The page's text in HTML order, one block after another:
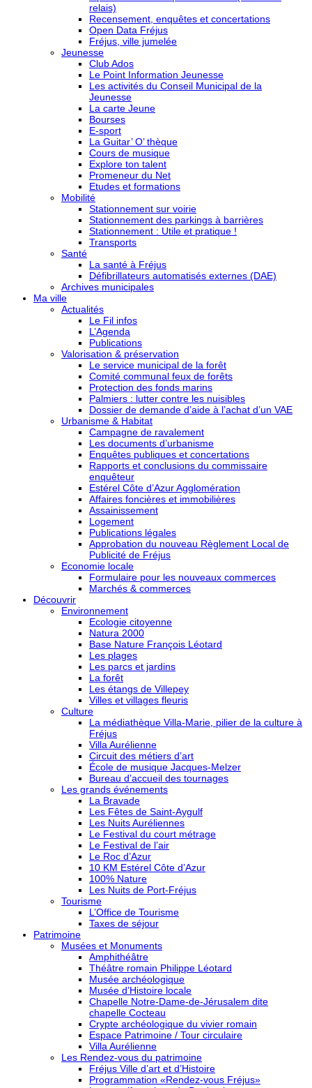
relais)
Recensement, enquêtes et concertations
Open Data Fréjus
Fréjus, ville jumelée
Jeunesse
Club Ados
Le Point Information Jeunesse
Les activités du Conseil Municipal de la
Jeunesse
La carte Jeune
Bourses
E-sport
La Guitar’ O’ thèque
Cours de musique
Explore ton talent
Promeneur du Net
Etudes et formations
Mobilité
Stationnement sur voirie
Stationnement des parkings à barrières
Stationnement : Utile et pratique !
Transports
Santé
La santé à Fréjus
Défibrillateurs automatisés externes (DAE)
Archives municipales
Ma ville
Actualités
Le Fil infos
L’Agenda
Publications
Valorisation & préservation
Le service municipal de la forêt
Comité communal feux de forêts
Protection des fonds marins
Palmiers : lutter contre les nuisibles
Dossier de demande d’aide à l’achat d’un VAE
Urbanisme & Habitat
Campagne de ravalement
Les documents d’urbanisme
Enquêtes publiques et concertations
Rapports et conclusions du commissaire
enquêteur
Estérel Côte d’Azur Agglomération
Affaires foncières et immobilières
Assainissement
Logement
Publications légales
Approbation du nouveau Règlement Local de
Publicité de Fréjus
Economie locale
Formulaire pour les nouveaux commerces
Marchés & commerces
Découvrir
Environnement
Ecologie citoyenne
Natura 2000
Base Nature François Léotard
Les plages
Les parcs et jardins
La forêt
Les étangs de Villepey
Villes et villages fleuris
Culture
La médiathèque Villa-Marie, pilier de la culture à
Fréjus
Villa Aurélienne
Circuit des métiers d’art
École de musique Jacques-Melzer
Bureau d’accueil des tournages
Les grands événements
La Bravade
Les Fêtes de Saint-Aygulf
Les Nuits Auréliennes
Le Festival du court métrage
Le Festival de l’air
Le Roc d’Azur
10 KM Estérel Côte d’Azur
100% Nature
Les Nuits de Port-Fréjus
Tourisme
L’Office de Tourisme
Taxes de séjour
Patrimoine
Musées et Monuments
Amphithéâtre
Théâtre romain Philippe Léotard
Musée archéologique
Musée d’Histoire locale
Chapelle Notre-Dame-de-Jérusalem dite
chapelle Cocteau
Crypte archéologique du vivier romain
Espace Patrimoine / Tour circulaire
Villa Aurélienne
Les Rendez-vous du patrimoine
Fréjus Ville d’art et d’Histoire
Programmation «Rendez-vous Fréjus»